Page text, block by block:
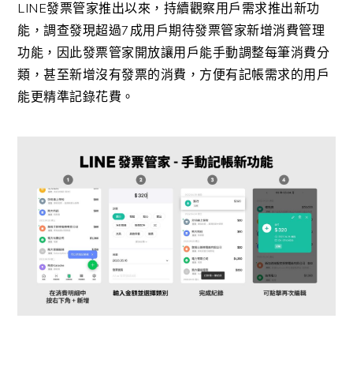
LINE發票管家推出以來，持續觀察用戶需求推出新功
能，調查發現超過7成用戶期待發票管家新增消費管理
功能，因此發票管家開放讓用戶能手動調整每筆消費分
類，甚至新增沒有發票的消費，方便有記帳需求的用戶
能更精準記錄花費。